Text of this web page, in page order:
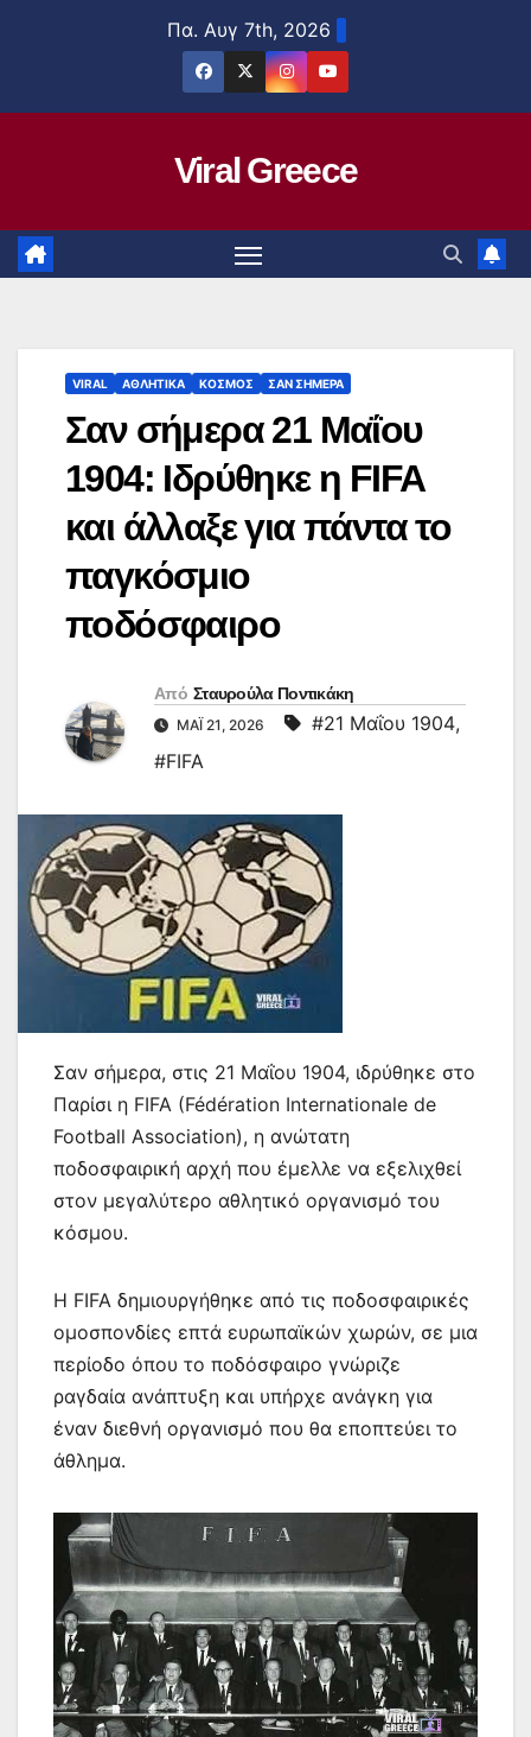
Πα. Αυγ 7th, 2026
Viral Greece
VIRAL ΑΘΛΗΤΙΚΑ ΚΟΣΜΟΣ ΣΑΝ ΣΗΜΕΡΑ
Σαν σήμερα 21 Μαΐου
1904: Ιδρύθηκε η FIFA
και άλλαξε για πάντα το
παγκόσμιο
ποδόσφαιρο
Από Σταυρούλα Ποντικάκη
ΜΆΙ 21, 2026 #21 Μαΐου 1904,
#FIFA
Σαν σήμερα, στις 21 Μαΐου 1904, ιδρύθηκε στο
Παρίσι η FIFA (Fédération Internationale de
Football Association), η ανώτατη
ποδοσφαιρική αρχή που έμελλε να εξελιχθεί
στον μεγαλύτερο αθλητικό οργανισμό του
κόσμου.
Η FIFA δημιουργήθηκε από τις ποδοσφαιρικές
ομοσπονδίες επτά ευρωπαϊκών χωρών, σε μια
περίοδο όπου το ποδόσφαιρο γνώριζε
ραγδαία ανάπτυξη και υπήρχε ανάγκη για
έναν διεθνή οργανισμό που θα εποπτεύει το
άθλημα.